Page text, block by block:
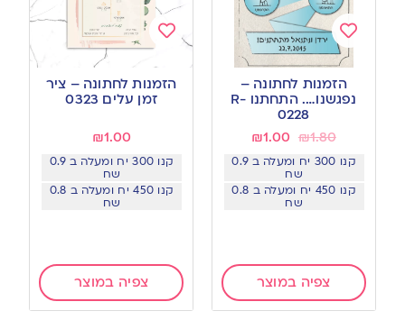
Add
to
wishlist
הזמנות לחתונה –
נפגשנו…. התחתנו R-
0228
₪1.80
₪1.00
קנו 300 יח ומעלה ב 0.9
שח
קנו 450 יח ומעלה ב 0.8
שח
צפיה במוצר
to
wishlist
הזמנות לחתונה – ציר
זמן עלים 0323
₪1.00
קנו 300 יח ומעלה ב 0.9
שח
קנו 450 יח ומעלה ב 0.8
שח
צפיה במוצר